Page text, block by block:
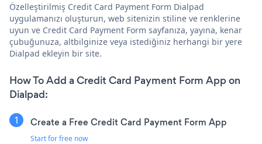
Özelleştirilmiş Credit Card Payment Form Dialpad
uygulamanızı oluşturun, web sitenizin stiline ve renklerine
uyun ve Credit Card Payment Form sayfanıza, yayına, kenar
çubuğunuza, altbilginize veya istediğiniz herhangi bir yere
Dialpad ekleyin bir site.
How To Add a Credit Card Payment Form App on
Dialpad:
Create a Free Credit Card Payment Form App
Start for free now